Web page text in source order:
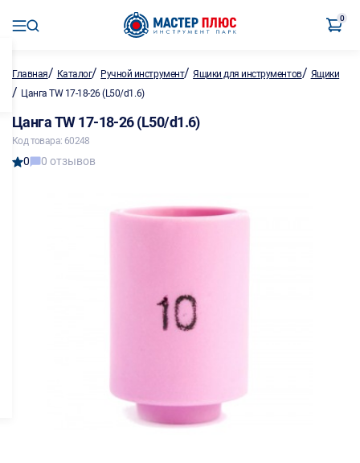
0
Главная/ Каталог/ Ручной инструмент/Ящики для инструментов/ Ящики
/ Цанга TW 17-18-26 (L50/d1.6)
Цанга TW 17-18-26 (L50/d1.6)
Код товара: 60248
0 0 отзывов